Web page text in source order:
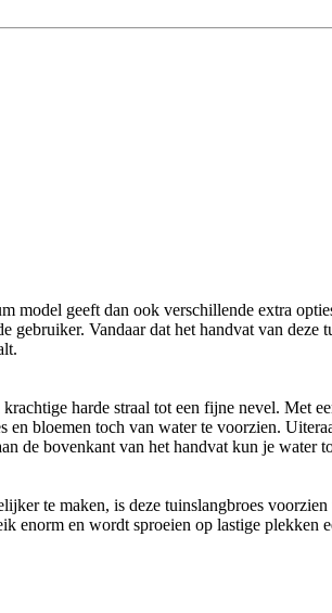
geeft dan ook verschillende extra
Vandaar dat het handvat van deze
harde straal tot een fijne nevel. Met
bloemen toch van water te voorzien.
de bovenkant van het handvat kun je water
te maken, is deze tuinslangbroes
en wordt sproeien op lastige plekken